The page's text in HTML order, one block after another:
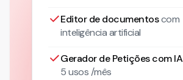
Editor de documentoscom
inteligência artificial
Gerador de Petições com IA
5 usos /mês